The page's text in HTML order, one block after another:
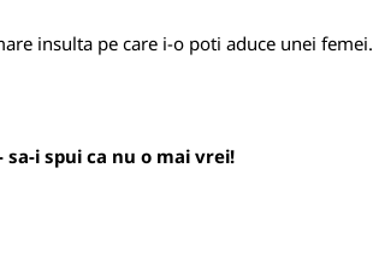
insulta pe care i-o poti aduce unei femei.
sa-i spui ca nu o mai vrei!